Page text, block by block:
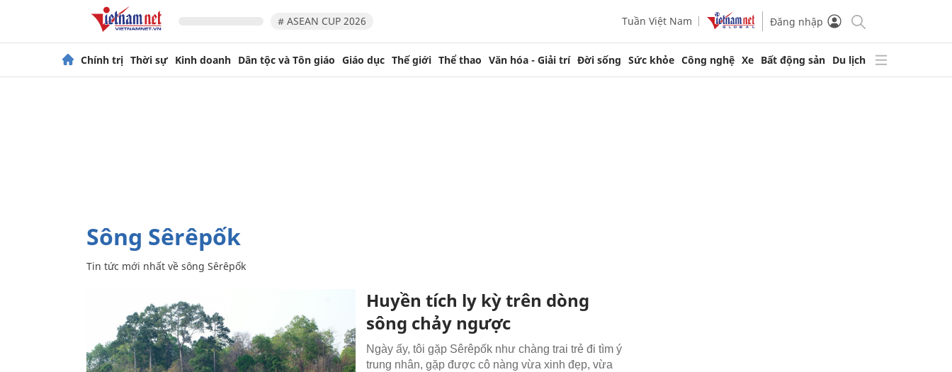
# ASEAN CUP 2026 Tuần Việt Nam Đăng nhập
Chính trị Thời sự Kinh doanh Dân tộc và Tôn giáo Giáo dục Thế giới Thể thao Văn hóa - Giải trí Đời sống Sức khỏe Công nghệ Xe Bất động sản Du lịch
sông Sêrêpốk
Tin tức mới nhất về sông Sêrêpốk
Huyền tích ly kỳ trên dòng
sông chảy ngược
Ngày ấy, tôi gặp Sêrêpốk như chàng trai trẻ đi tìm ý
trung nhân, gặp được cô nàng vừa xinh đẹp, vừa